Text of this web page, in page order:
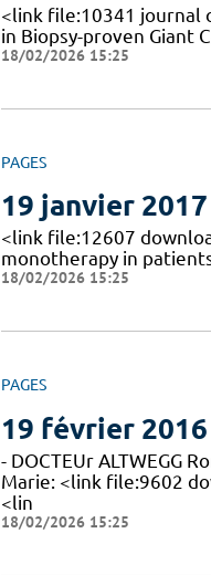
<link file:10341 journal
in Biopsy-proven Giant
18/02/2026 15:25
PAGES
19 janvier 2017
<link file:12607
monotherapy in
18/02/2026 15:25
PAGES
19 février 2016
- DOCTEUr ALTWEGG
Marie: <link file:9602
<lin
18/02/2026 15:25